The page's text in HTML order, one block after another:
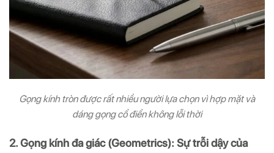
Gọng kính tròn được rất nhiều người lựa chọn vì hợp mặt và
dáng gọng cổ điển không lỗi thời
2. Gọng kính đa giác (Geometrics): Sự trỗi dậy của